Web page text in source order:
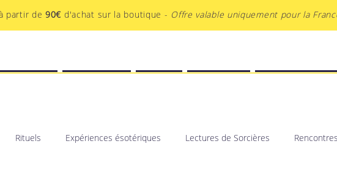
partir de90€ d'achat sur la boutique - Offre valable uniquement pour la
Rituels Expériences ésotériques Lectures de Sorcières